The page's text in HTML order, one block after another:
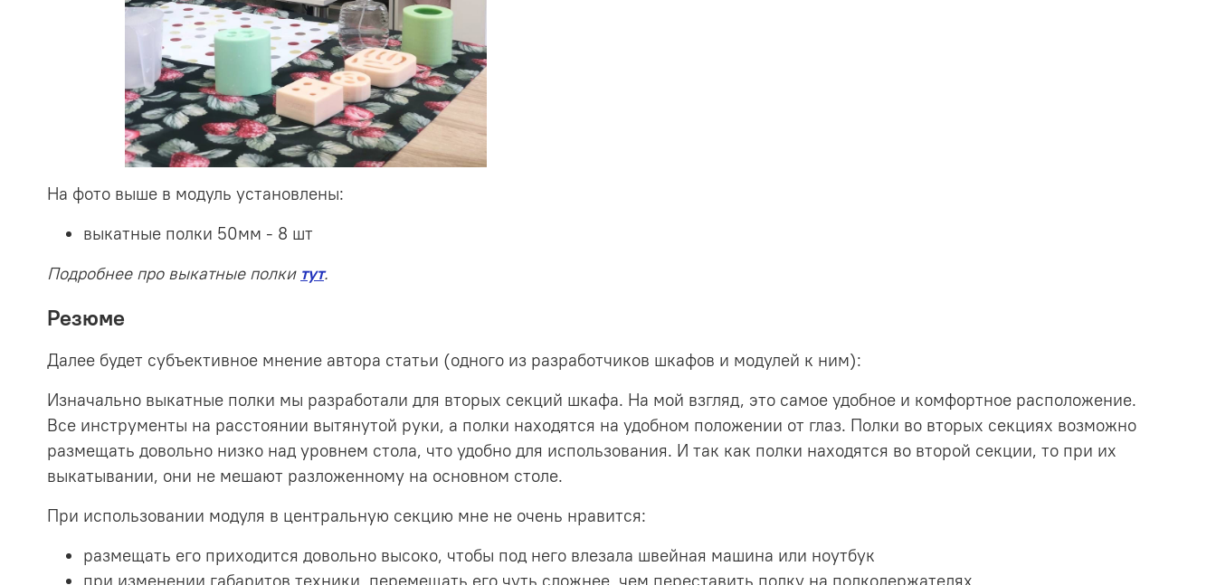
На фото выше в модуль установлены:
выкатные полки 50мм - 8 шт
Подробнее про выкатные полки тут.
Резюме
Далее будет субъективное мнение автора статьи (одного из разработчиков шкафов и модулей к ним):
Изначально выкатные полки мы разработали для вторых секций шкафа. На мой взгляд, это самое удобное и комфортное расположение.
Все инструменты на расстоянии вытянутой руки, а полки находятся на удобном положении от глаз. Полки во вторых секциях возможно
размещать довольно низко над уровнем стола, что удобно для использования. И так как полки находятся во второй секции, то при их
выкатывании, они не мешают разложенному на основном столе.
При использовании модуля в центральную секцию мне не очень нравится:
размещать его приходится довольно высоко, чтобы под него влезала швейная машина или ноутбук